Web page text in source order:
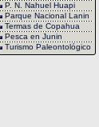
P. N. Nahuel Huapi
Parque Nacional Lanin
Termas de Copahua
Pesca en Junin
Turismo Paleontológico